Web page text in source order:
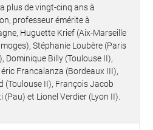
plus de vingt-cinq ans à
professeur émérite à
Huguette Krief (Aix-Marseille
Stéphanie Loubère (Paris
Dominique Billy (Toulouse II),
Francalanza (Bordeaux III),
(Toulouse II), François Jacob
(Pau) et Lionel Verdier (Lyon II).